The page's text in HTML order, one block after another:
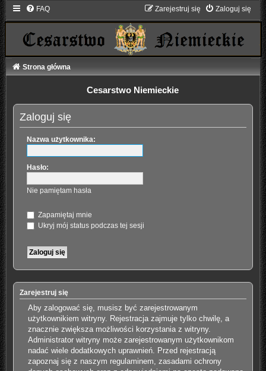
FAQ Zaloguj się
Zarejestruj się
Strona główna
Cesarstwo Niemieckie
Zaloguj się
Nazwa użytkownika:
Hasło:
Nie pamiętam hasła
Zapamiętaj mnie
Ukryj mój status podczas tej sesji
Zarejestruj się
Aby zalogować się, musisz być zarejestrowanym
użytkownikiem witryny. Rejestracja zajmuje tylko chwilę, a
znacznie zwiększa możliwości korzystania z witryny.
Administrator witryny może zarejestrowanym użytkownikom
nadać wiele dodatkowych uprawnień. Przed rejestracją
zapoznaj się z naszym regulaminem, zasadami ochrony